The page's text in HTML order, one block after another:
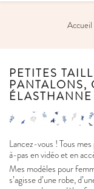
Accueil
PETITES
PANTALONS,
ÉLASTHANNE
Lancez-vous ! Tous
à-pas en vidéo et en
Mes modèles pour
s’agisse d’une robe,